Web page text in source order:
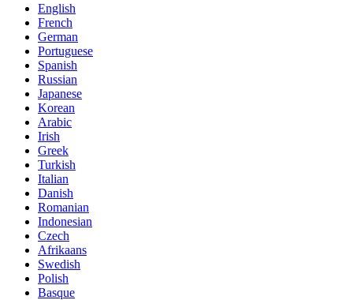
English
French
German
Portuguese
Spanish
Russian
Japanese
Korean
Arabic
Irish
Greek
Turkish
Italian
Danish
Romanian
Indonesian
Czech
Afrikaans
Swedish
Polish
Basque